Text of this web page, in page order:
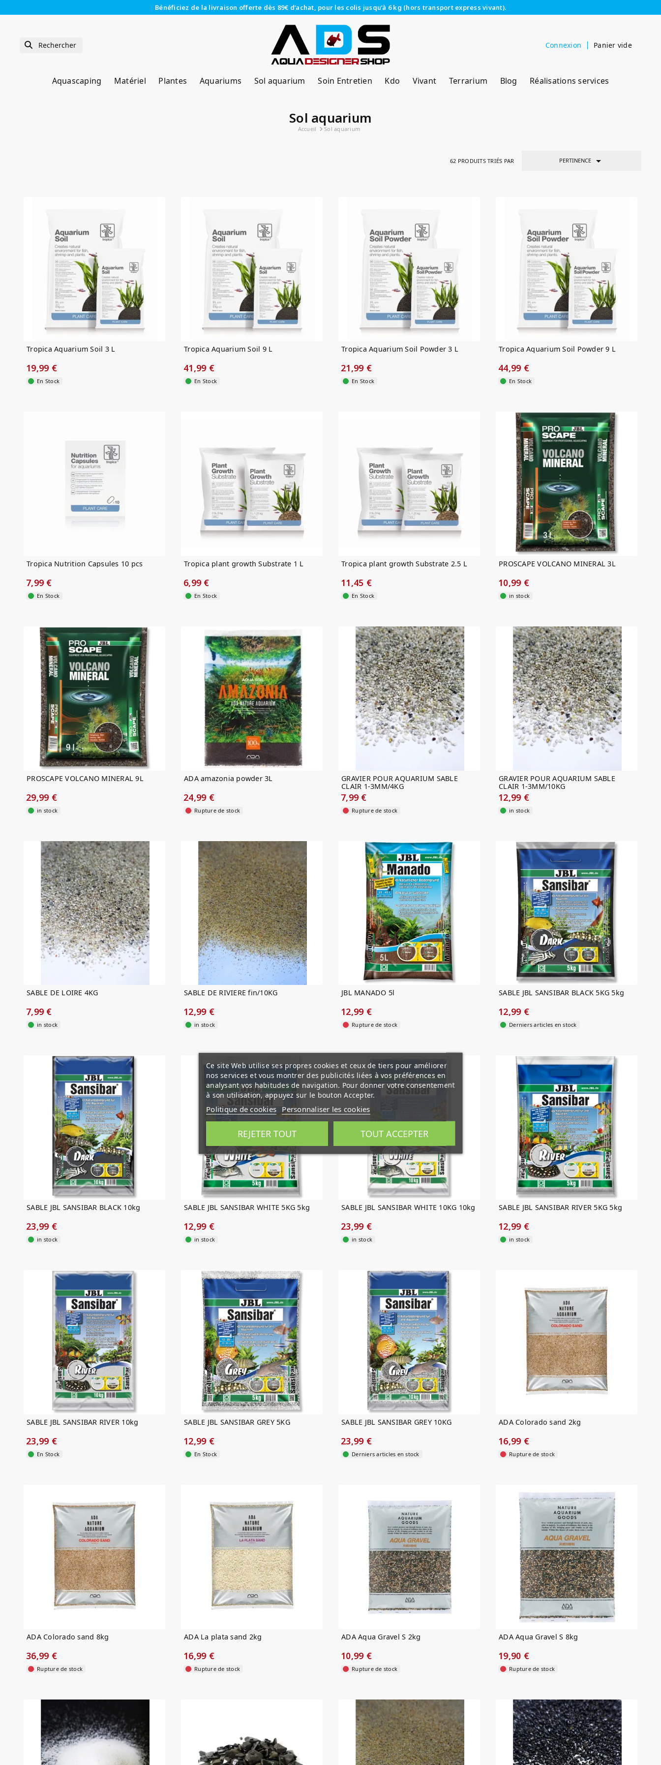
Bénéficiez de la livraison offerte dès 89€ d’achat, pour les colis jusqu’à 6 kg (hors transport express vivant).
Connexion Panier vide
Aquascaping Matériel Plantes Aquariums Sol aquarium Soin Entretien Kdo Vivant Terrarium Blog Réalisations services
Sol aquarium
Accueil Sol aquarium
62 PRODUITS TRIÉS PAR PERTINENCE 
Tropica Aquarium Soil 3 L
19,99 €
En Stock
Tropica Aquarium Soil 9 L
41,99 €
En Stock
Tropica Aquarium Soil Powder 3 L
21,99 €
En Stock
Tropica Aquarium Soil Powder 9 L
44,99 €
En Stock
Tropica Nutrition Capsules 10 pcs
7,99 €
En Stock
Tropica plant growth Substrate 1 L
6,99 €
En Stock
Tropica plant growth Substrate 2.5 L
11,45 €
En Stock
PROSCAPE VOLCANO MINERAL 3L
10,99 €
in stock
PROSCAPE VOLCANO MINERAL 9L
29,99 €
in stock
ADA amazonia powder 3L
24,99 €
Rupture de stock
GRAVIER POUR AQUARIUM SABLE
CLAIR 1-3MM/4KG
7,99 €
Rupture de stock
GRAVIER POUR AQUARIUM SABLE
CLAIR 1-3MM/10KG
12,99 €
in stock
SABLE DE LOIRE 4KG
7,99 €
in stock
SABLE DE RIVIERE fin/10KG
12,99 €
in stock
JBL MANADO 5l
12,99 €
Rupture de stock
SABLE JBL SANSIBAR BLACK 5KG 5kg
12,99 €
Derniers articles en stock
SABLE JBL SANSIBAR BLACK 10kg
23,99 €
in stock
SABLE JBL SANSIBAR WHITE 5KG 5kg
12,99 €
in stock
SABLE JBL SANSIBAR WHITE 10KG 10kg
23,99 €
in stock
SABLE JBL SANSIBAR RIVER 5KG 5kg
12,99 €
in stock
SABLE JBL SANSIBAR RIVER 10kg
23,99 €
En Stock
SABLE JBL SANSIBAR GREY 5KG
12,99 €
En Stock
SABLE JBL SANSIBAR GREY 10KG
23,99 €
Derniers articles en stock
ADA Colorado sand 2kg
16,99 €
Rupture de stock
ADA Colorado sand 8kg
36,99 €
Rupture de stock
ADA La plata sand 2kg
16,99 €
Rupture de stock
ADA Aqua Gravel S 2kg
10,99 €
Rupture de stock
ADA Aqua Gravel S 8kg
19,90 €
Rupture de stock
Ce site Web utilise ses propres cookies et ceux de tiers pour améliorer
nos services et vous montrer des publicités liées à vos préférences en
analysant vos habitudes de navigation. Pour donner votre consentement
à son utilisation, appuyez sur le bouton Accepter.
Politique de cookies Personnaliser les cookies
REJETER TOUT TOUT ACCEPTER